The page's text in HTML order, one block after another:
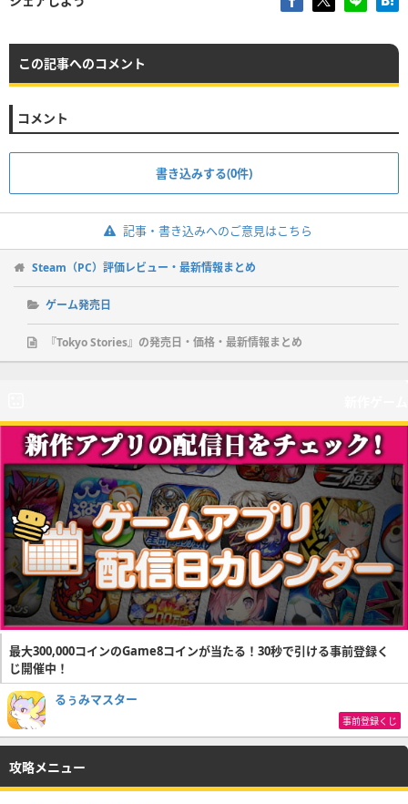
この記事へのコメント
コメント
書き込みする(0件)
記事・書き込みへのご意見はこちら
Steam（PC）評価レビュー・最新情報まとめ
ゲーム発売日
『Tokyo Stories』の発売日・価格・最新情報まとめ
最大300,000コインのGame8コインが当たる！30秒で引ける事前登録く
じ開催中！
るぅみマスター
事前登録くじ
攻略メニュー